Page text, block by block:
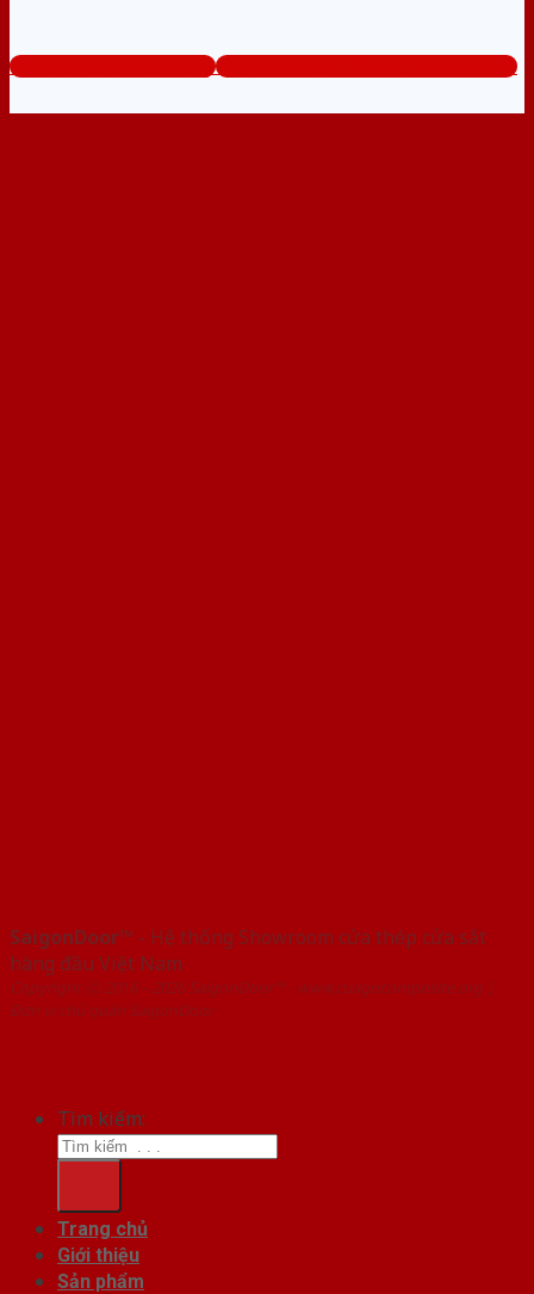
www.cuagocomposite.org Tổng đài tư vấn miễn phí: 0824.400.400
SaigonDoor™ - Hệ thống Showroom cửa thép cửa sắt
hàng đầu Việt Nam
Copyright ⓒ 2016 – 2026 SaigonDoor™ - www.cuagocomposite.org |
Đơn vị chủ quản SaigonDoor
Tìm kiếm:
Trang chủ
Giới thiệu
Sản phẩm